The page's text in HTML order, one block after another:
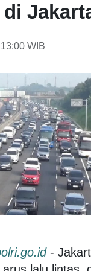
WIB
-